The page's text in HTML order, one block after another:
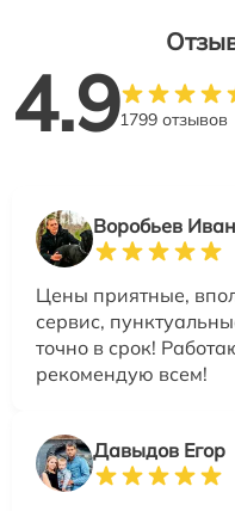
4.91799 отзывов
Воробьев Иван
Цены приятные,
сервис,
точно в срок!
рекомендую всем!
Давыдов Егор